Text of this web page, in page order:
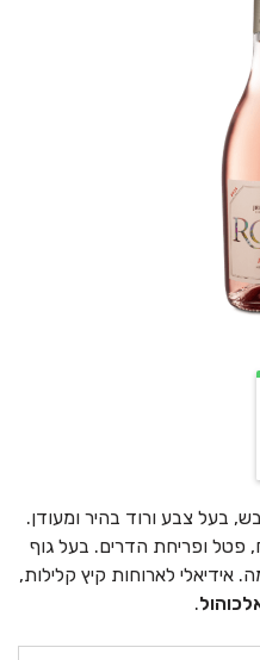
בעל צבע ורוד בהיר ומעודן.
פטל ופריחת הדרים. בעל גוף
אידיאלי לארוחות קיץ קלילות,
.